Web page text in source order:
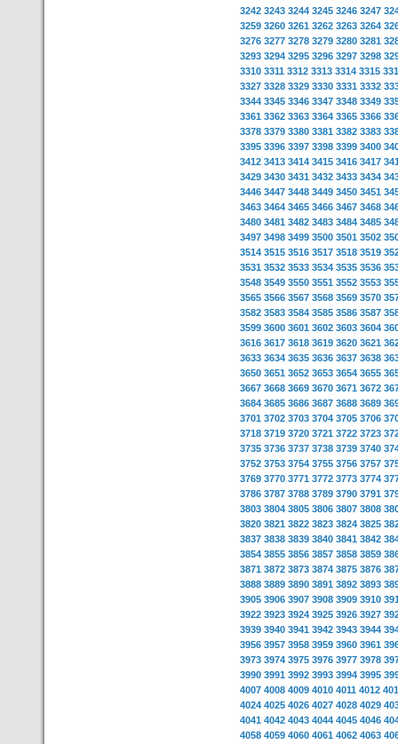
3242 3243 3244 3245 3246 3247
3259 3260 3261 3262 3263 3264
3276 3277 3278 3279 3280 3281
3293 3294 3295 3296 3297 3298
3310 3311 3312 3313 3314 3315
3327 3328 3329 3330 3331 3332
3344 3345 3346 3347 3348 3349
3361 3362 3363 3364 3365 3366
3378 3379 3380 3381 3382 3383
3395 3396 3397 3398 3399 3400
3412 3413 3414 3415 3416 3417
3429 3430 3431 3432 3433 3434
3446 3447 3448 3449 3450 3451
3463 3464 3465 3466 3467 3468
3480 3481 3482 3483 3484 3485
3497 3498 3499 3500 3501 3502
3514 3515 3516 3517 3518 3519
3531 3532 3533 3534 3535 3536
3548 3549 3550 3551 3552 3553
3565 3566 3567 3568 3569 3570
3582 3583 3584 3585 3586 3587
3599 3600 3601 3602 3603 3604
3616 3617 3618 3619 3620 3621
3633 3634 3635 3636 3637 3638
3650 3651 3652 3653 3654 3655
3667 3668 3669 3670 3671 3672
3684 3685 3686 3687 3688 3689
3701 3702 3703 3704 3705 3706
3718 3719 3720 3721 3722 3723
3735 3736 3737 3738 3739 3740
3752 3753 3754 3755 3756 3757
3769 3770 3771 3772 3773 3774
3786 3787 3788 3789 3790 3791
3803 3804 3805 3806 3807 3808
3820 3821 3822 3823 3824 3825
3837 3838 3839 3840 3841 3842
3854 3855 3856 3857 3858 3859
3871 3872 3873 3874 3875 3876
3888 3889 3890 3891 3892 3893
3905 3906 3907 3908 3909 3910
3922 3923 3924 3925 3926 3927
3939 3940 3941 3942 3943 3944
3956 3957 3958 3959 3960 3961
3973 3974 3975 3976 3977 3978
3990 3991 3992 3993 3994 3995
4007 4008 4009 4010 4011 4012
4024 4025 4026 4027 4028 4029
4041 4042 4043 4044 4045 4046
4058 4059 4060 4061 4062 4063